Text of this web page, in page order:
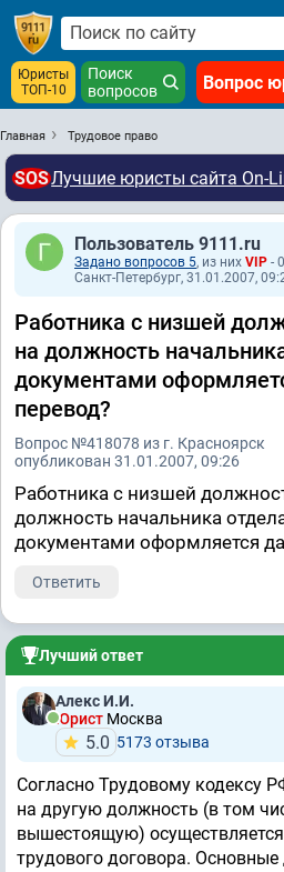
Юристы
ТОП-10
Поиск
вопросов
Вопрос
Главная Трудовое право
SOSЛучшие юристы сайта On-
Пользователь 9111.ru
Задано вопросов 5, из них VIP - 0
Санкт-Петербург, 31.01.2007,
Работника с низшей
на должность
документами
перевод?
Вопрос №418078 из г. Красноярск
опубликован 31.01.2007, 09:26
Работника с низшей
должность начальника
документами оформляется
Ответить
Лучший ответ
Алекс И.И.
Юрист Москва
5.0 5173 отзывa
Согласно Трудовому кодексу
на другую должность (в том
вышестоящую)
трудового договора.